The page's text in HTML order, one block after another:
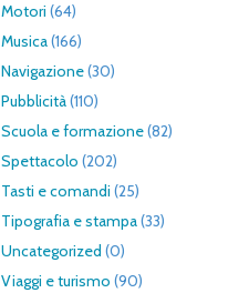
Motori (64)
Musica(166)
Navigazione(30)
Pubblicità(110)
Scuola e formazione(82)
Spettacolo (202)
Tasti e comandi (25)
Tipografia e stampa(33)
Uncategorized (0)
Viaggi e turismo (90)